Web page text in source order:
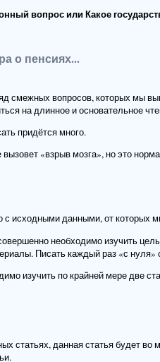
вопрос или Какое
о пенсиях...
смежных вопросов, которых мы
на длинное и основательное
придётся много.
«взрыв мозга», но это
исходными данными, от которых
необходимо изучить
Писать каждый раз «с
изучить по крайней мере две
статьях, данная статья будет